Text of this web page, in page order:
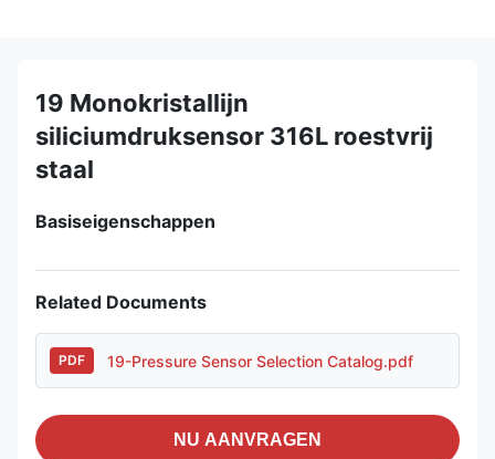
19 Monokristallijn
siliciumdruksensor 316L roestvrij
staal
Basiseigenschappen
Related Documents
PDF 19-Pressure Sensor Selection Catalog.pdf
NU AANVRAGEN